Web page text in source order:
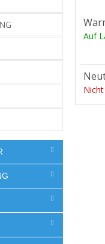
Auf